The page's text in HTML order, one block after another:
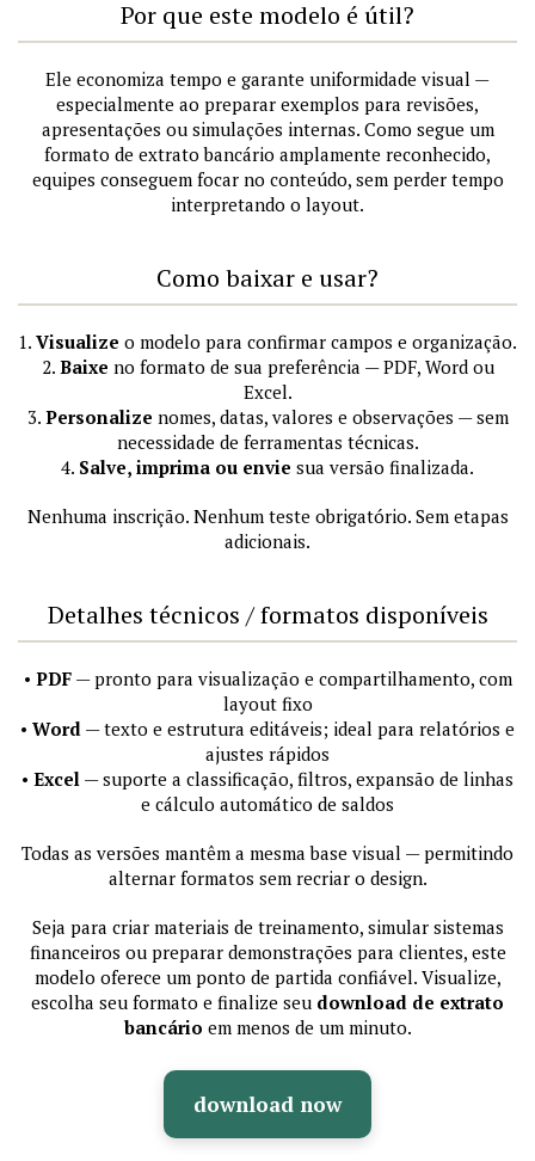
Por que este modelo é útil?
Ele economiza tempo e garante uniformidade visual —
especialmente ao preparar exemplos para revisões,
apresentações ou simulações internas. Como segue um
formato de extrato bancário amplamente reconhecido,
equipes conseguem focar no conteúdo, sem perder tempo
interpretando o layout.
Como baixar e usar?
1. Visualize o modelo para confirmar campos e organização.
2. Baixe no formato de sua preferência — PDF, Word ou
Excel.
3. Personalize nomes, datas, valores e observações — sem
necessidade de ferramentas técnicas.
4. Salve, imprima ou envie sua versão finalizada.
Nenhuma inscrição. Nenhum teste obrigatório. Sem etapas
adicionais.
Detalhes técnicos / formatos disponíveis
• PDF— pronto para visualização e compartilhamento, com
layout fixo
• Word — texto e estrutura editáveis; ideal para relatórios e
ajustes rápidos
• Excel — suporte a classificação, filtros, expansão de linhas
e cálculo automático de saldos
Todas as versões mantêm a mesma base visual — permitindo
alternar formatos sem recriar o design.
Seja para criar materiais de treinamento, simular sistemas
financeiros ou preparar demonstrações para clientes, este
modelo oferece um ponto de partida confiável. Visualize,
escolha seu formato e finalize seu download de extrato
bancário em menos de um minuto.
download now